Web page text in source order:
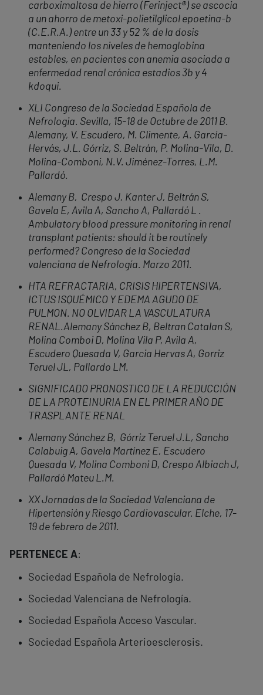
carboximaltosa de hierro (Ferinject®) se ascocia
a un ahorro de metoxi-polietilglicol epoetina-b
(C.E.R.A.) entre un 33 y 52 % de la dosis
manteniendo los niveles de hemoglobina
estables, en pacientes con anemia asociada a
enfermedad renal crónica estadios 3b y 4
kdoqui.
XLI Congreso de la Sociedad Española de
Nefrologia. Sevilla, 15-18 de Octubre de 2011 B.
Alemany, V. Escudero, M. Climente, A. García-
Hervás, J.L. Górriz, S. Beltrán, P. Molina-Vila, D.
Molina-Comboni, N.V. Jiménez-Torres, L.M.
Pallardó.
Alemany B, Crespo J, Kanter J, Beltrán S,
Gavela E, Avila A, Sancho A, Pallardó L .
Ambulatory blood pressure monitoring in renal
transplant patients: should it be routinely
performed? Congreso de la Sociedad
valenciana de Nefrología. Marzo 2011.
HTA REFRACTARIA, CRISIS HIPERTENSIVA,
ICTUS ISQUÉMICO Y EDEMA AGUDO DE
PULMON. NO OLVIDAR LA VASCULATURA
RENAL.Alemany Sánchez B, Beltran Catalan S,
Molina Comboi D, Molina Vila P, Avila A,
Escudero Quesada V, Garcia Hervas A, Gorriz
Teruel JL, Pallardo LM.
SIGNIFICADO PRONOSTICO DE LA REDUCCIÓN
DE LA PROTEINURIA EN EL PRIMER AÑO DE
TRASPLANTE RENAL
Alemany Sánchez B, Górriz Teruel J.L, Sancho
Calabuig A, Gavela Martínez E, Escudero
Quesada V, Molina Comboni D, Crespo Albiach J,
Pallardó Mateu L.M.
XX Jornadas de la Sociedad Valenciana de
Hipertensión y Riesgo Cardiovascular. Elche, 17-
19 de febrero de 2011.
PERTENECE A:
Sociedad Española de Nefrología.
Sociedad Valenciana de Nefrología.
Sociedad Española Acceso Vascular.
Sociedad Española Arterioesclerosis.